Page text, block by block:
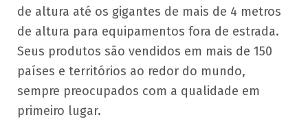
de altura até os gigantes de mais de 4 metros
de altura para equipamentos fora de estrada.
Seus produtos são vendidos em mais de 150
países e territórios ao redor do mundo,
sempre preocupados com a qualidade em
primeiro lugar.